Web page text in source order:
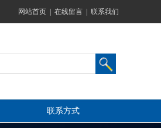
网站首页 在线留言 联系我们
联系方式